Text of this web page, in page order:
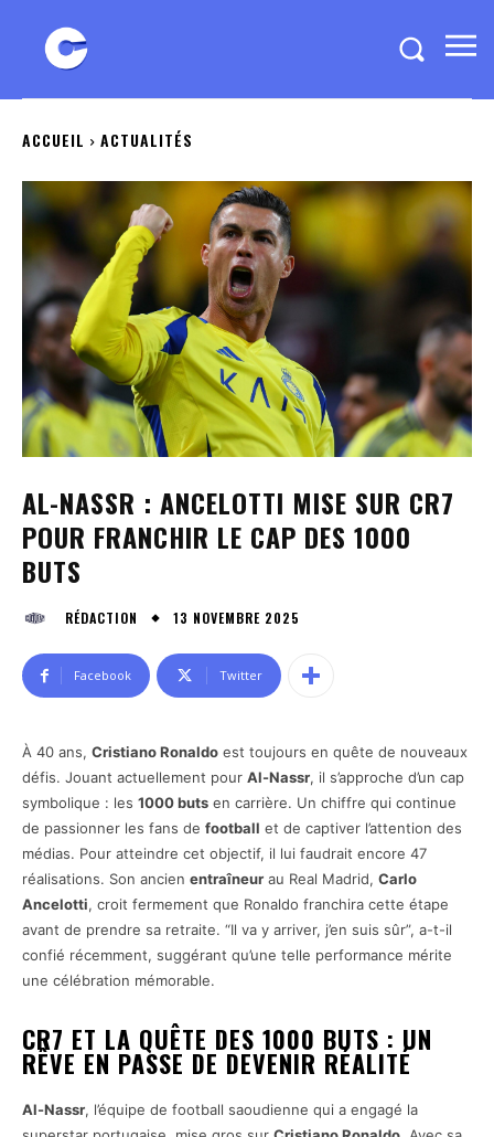
ACCUEIL ACTUALITÉS
AL-NASSR : ANCELOTTI MISE SUR CR7
POUR FRANCHIR LE CAP DES 1000
BUTS
RÉDACTION 13 NOVEMBRE 2025
Facebook Twitter
À 40 ans, Cristiano Ronaldo est toujours en quête de nouveaux
défis. Jouant actuellement pour Al-Nassr, il s’approche d’un cap
symbolique : les 1000 buts en carrière. Un chiffre qui continue
de passionner les fans de football et de captiver l’attention des
médias. Pour atteindre cet objectif, il lui faudrait encore 47
réalisations. Son ancien entraîneur au Real Madrid, Carlo
Ancelotti, croit fermement que Ronaldo franchira cette étape
avant de prendre sa retraite. “Il va y arriver, j’en suis sûr”, a-t-il
confié récemment, suggérant qu’une telle performance mérite
une célébration mémorable.
CR7 ET LA QUÊTE DES 1000 BUTS : UN
RÊVE EN PASSE DE DEVENIR RÉALITÉ
Al-Nassr, l’équipe de football saoudienne qui a engagé la